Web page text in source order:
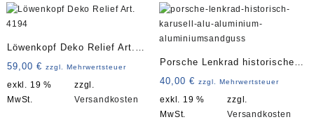
Löwenkopf Deko Relief Art.
4194
59,00 € zzgl. Mehrwertsteuer
exkl. 19 %
MwSt.
zzgl.
Versandkosten
Porsche Lenkrad historisches
Karusell Art. 3839
40,00€ zzgl. Mehrwertsteuer
exkl. 19 %
MwSt.
zzgl.
Versandkosten